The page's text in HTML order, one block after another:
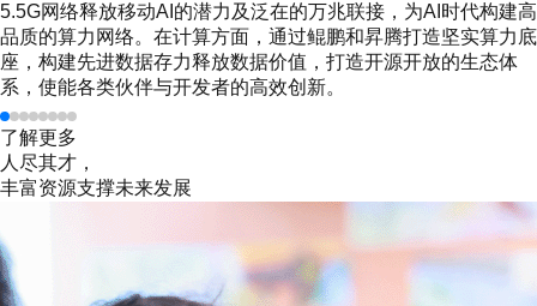
5.5G网络释放移动AI的潜力及泛在的万兆联接，为AI时代构建高
品质的算力网络。在计算方面，通过鲲鹏和昇腾打造坚实算力底
座，构建先进数据存力释放数据价值，打造开源开放的生态体
系，使能各类伙伴与开发者的高效创新。
了解更多
人尽其才，
丰富资源支撑未来发展